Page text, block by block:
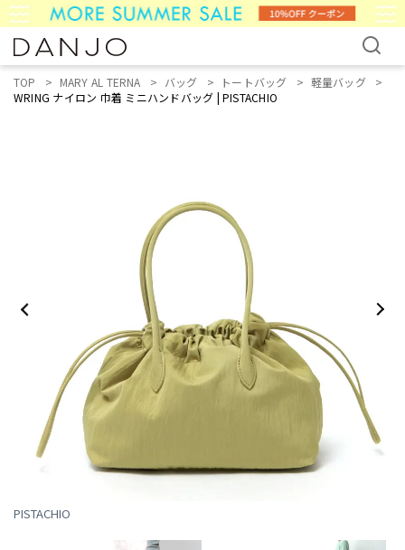
TOP MARY AL TERNA バッグ トートバッグ
軽量バッグ
WRING ナイロン 巾着 ミニハンドバッグ | PISTACHIO
PISTACHIO